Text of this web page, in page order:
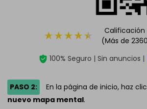
Calificación
(Más de
100% Seguro | Sin anuncios |
PASO 2: En la página de inicio, haz
nuevo mapa mental.